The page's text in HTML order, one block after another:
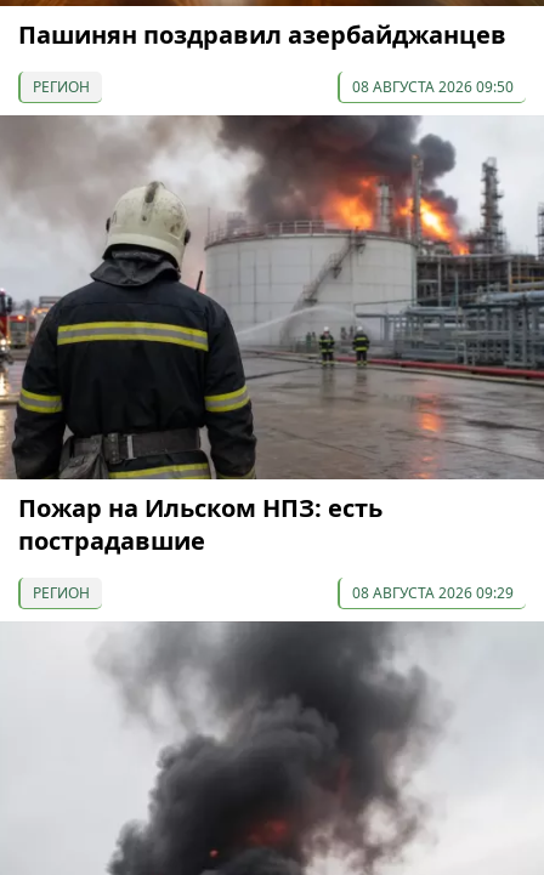
Пашинян поздравил азербайджанцев
РЕГИОН 08 АВГУСТА 2026 09:50
Пожар на Ильском НПЗ: есть
пострадавшие
РЕГИОН 08 АВГУСТА 2026 09:29